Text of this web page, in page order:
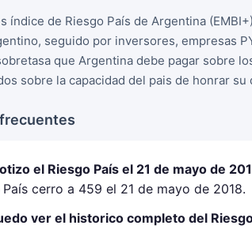
índice de Riesgo País de Argentina
seguido por inversores, empresas
que Argentina debe pagar sobre
sobre la capacidad del pais de honrar su
el Riesgo País el 21 de mayo de
País cerro a 459 el 21 de mayo de 2018.
ver el historico completo del